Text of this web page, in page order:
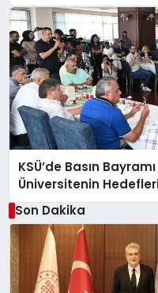
KSÜ’de Basın
Üniversitenin
Son Dakika